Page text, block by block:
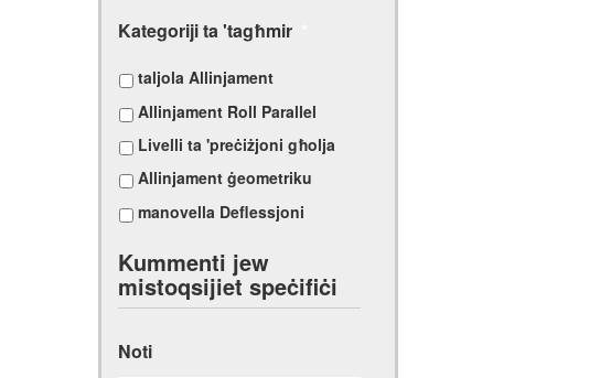
Kategoriji ta 'tagħmir
taljola Allinjament
Allinjament Roll Parallel
Livelli ta 'preċiżjoni għolja
Allinjament ġeometriku
manovella Deflessjoni
Kummenti jew
mistoqsijiet speċifiċi
Noti